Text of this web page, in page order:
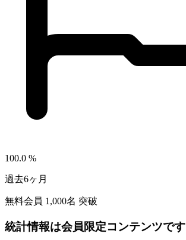
100.0 %
過去6ヶ月
無料会員 1,000名 突破
統計情報は会員限定コンテンツです